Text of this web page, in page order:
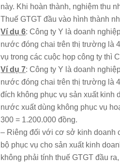
này. Khi hoàn thành, nghiệm thu
Thuế GTGT đầu vào hình thành
Ví dụ 6: Công ty Y là doanh
nước đóng chai trên thị trường là
vụ trong các cuộc họp công ty thì
Ví dụ 7: Công ty Y là doanh
nước đóng chai trên thị trường là
đích không phục vụ sản xuất kinh
nước xuất dùng không phục vụ
300 = 1.200.000 đồng.
– Riêng đối với cơ sở kinh doanh
bộ phục vụ cho sản xuất kinh
không phải tính thuế GTGT đầu